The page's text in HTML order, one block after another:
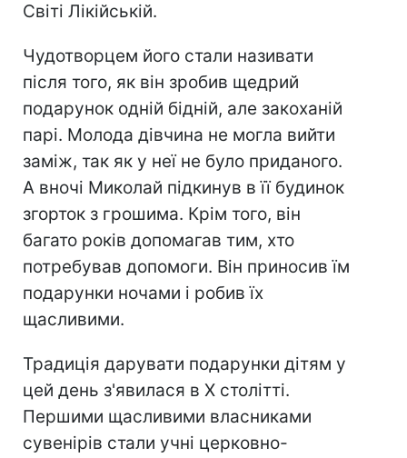
Світі Лікійській.
Чудотворцем його стали називати
після того, як він зробив щедрий
подарунок одній бідній, але закоханій
парі. Молода дівчина не могла вийти
заміж, так як у неї не було приданого.
А вночі Миколай підкинув в її будинок
згорток з грошима. Крім того, він
багато років допомагав тим, хто
потребував допомоги. Він приносив їм
подарунки ночами і робив їх
щасливими.
Традиція дарувати подарунки дітям у
цей день з'явилася в Х столітті.
Першими щасливими власниками
сувенірів стали учні церковно-